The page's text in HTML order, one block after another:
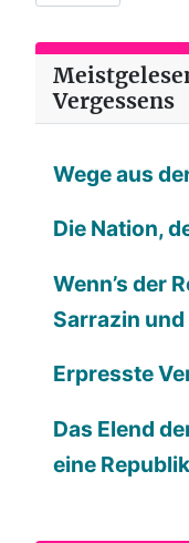
Vergessens
Wege aus
Die Nation,
Wenn’s der
Sarrazin
Erpresste
Das Elend
eine